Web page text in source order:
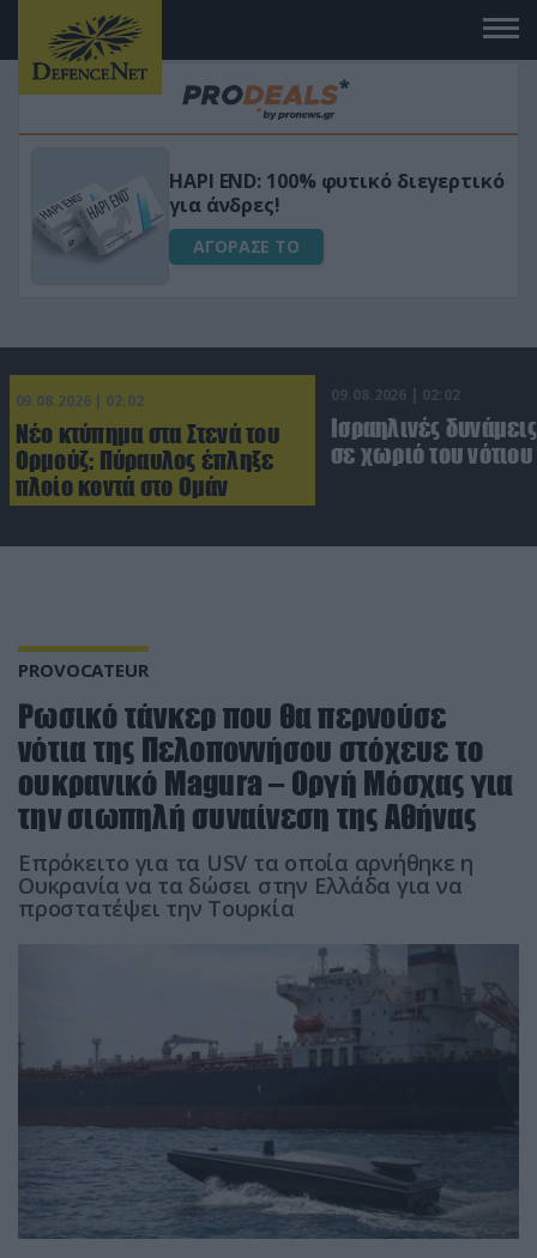
Μεταμόρφωσε τον κήπο σου με το
Ultra Box Μίνι Αλυσοπρίονο με
μπαταρία λιθίου
ΑΓΟΡΑΣΕ ΤΟ
09.08.2026 | 02:02
Νέο κτύπημα στα Στενά του
Ορμούζ: Πύραυλος έπληξε
πλοίο κοντά στο Ομάν
09.08.2026 | 02:02
Ισραηλινές
σε χωριό του
PROVOCATEUR
Ρωσικό τάνκερ που θα περνούσε
νότια της Πελοποννήσου στόχευε το
ουκρανικό Magura – Οργή Μόσχας για
την σιωπηλή συναίνεση της Αθήνας
Επρόκειτο για τα USV τα οποία αρνήθηκε η
Ουκρανία να τα δώσει στην Ελλάδα για να
προστατέψει την Τουρκία